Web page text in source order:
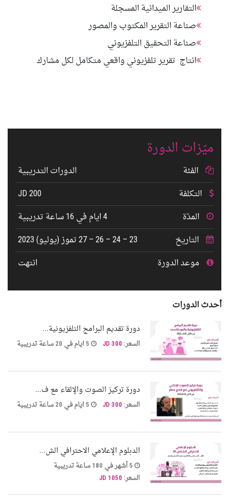
التقارير الميدانية المسجلة
صناعة التقرير المكتوب والمصور
صناعة التحقيق التلفزيوني
انتاج تقرير تلفزيوني واقعي متكامل لكل مشارك
ميّزات الدورة
الفئة
الدورات التدريبية
التكلفة
200 JD
المدّة
4 ايام في 16 ساعة تدريبية
التاريخ
23 – 24 – 26 – 27 تموز (يوليو) 2023
موعد الدورة
انتهت
أحدث الدورات
دورة تقديم البرامج التلفزيونية...
السعر: 300 JD
دورة تركيز الصوت والإلقاء مع ف...
السعر: 300 JD
الدبلوم الإعلامي الاحترافي الش...
السعر: 1050 JD